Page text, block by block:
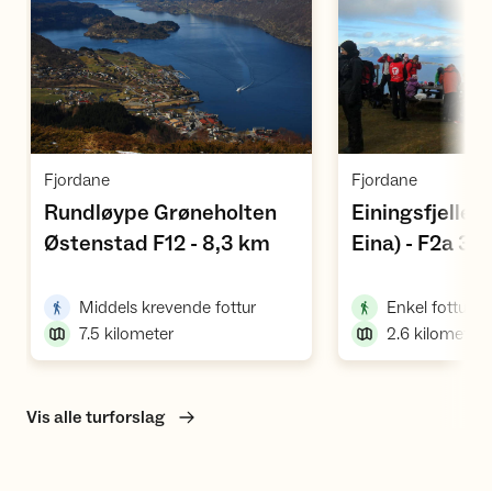
Vis turforslag
Fjordane,
Rundløype Grøneholten 
Østenstad F12 - 8,3 km
Middels krevende fottur,
7.5 kilometer
Fjordane,
Einingsfjellet
Eina) - F2a
Enkel fottur
2.6 kilometer
Vis alle turforslag